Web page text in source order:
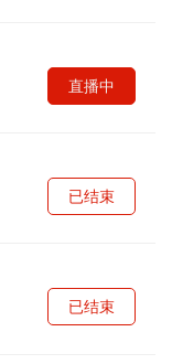
直播中
已结束
已结束